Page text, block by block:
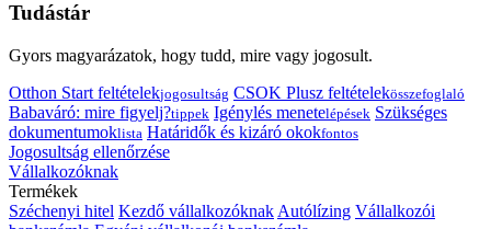
Tudástár
Gyors magyarázatok, hogy tudd, mire vagy jogosult.
Otthon Start feltételekjogosultság CSOK Plusz feltételekösszefoglaló
Babaváró: mire figyelj?tippek Igénylés menetelépések Szükséges
dokumentumoklista Határidők és kizáró okokfontos
Jogosultság ellenőrzése
Vállalkozóknak
Termékek
Széchenyi hitel Kezdő vállalkozóknak Autólízing Vállalkozói